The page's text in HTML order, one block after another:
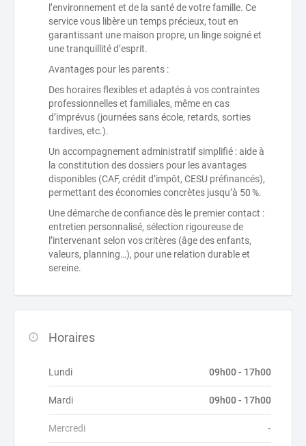
l’environnement et de la santé de votre famille. Ce
service vous libère un temps précieux, tout en
garantissant une maison propre, un linge soigné et
une tranquillité d’esprit.
Avantages pour les parents :
Des horaires flexibles et adaptés à vos contraintes
professionnelles et familiales, même en cas
d’imprévus (journées sans école, retards, sorties
tardives, etc.).
Un accompagnement administratif simplifié : aide à
la constitution des dossiers pour les avantages
disponibles (CAF, crédit d’impôt, CESU préfinancés),
permettant des économies concrètes jusqu’à 50 %.
Une démarche de confiance dès le premier contact :
entretien personnalisé, sélection rigoureuse de
l’intervenant selon vos critères (âge des enfants,
valeurs, planning…), pour une relation durable et
sereine.
Horaires
Lundi 09h00 - 17h00
Mardi 09h00 - 17h00
Mercredi -